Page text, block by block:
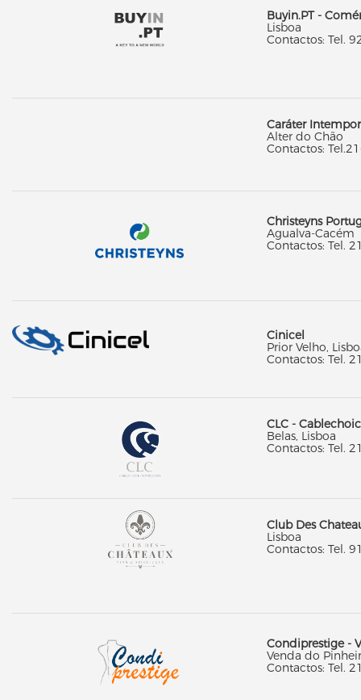
Buyin.PT -
Lisboa
Contactos: Tel.
Caráter
Alter do Chão
Contactos:
Christeyns
Agualva-Cacém
Contactos: Tel.
Cinicel
Prior Velho,
Contactos: Tel.
CLC -
Belas, Lisboa
Contactos: Tel.
Club Des
Lisboa
Contactos: Tel.
Condiprestige -
Venda do
Contactos: Tel.